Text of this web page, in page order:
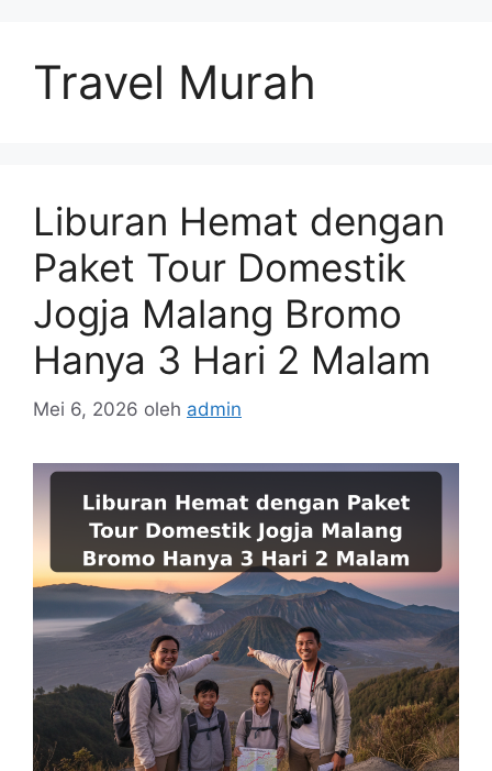
Travel Murah
Liburan Hemat dengan
Paket Tour Domestik
Jogja Malang Bromo
Hanya 3 Hari 2 Malam
Mei 6, 2026 oleh admin